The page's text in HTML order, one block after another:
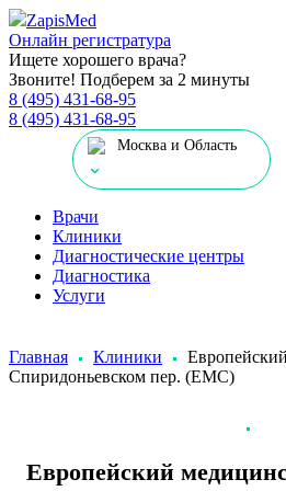
ZapisMed
Онлайн регистратура
Ищете хорошего врача?
Звоните! Подберем за 2 минуты
8 (495) 431-68-95
8 (495) 431-68-95
Москва и Область
Врачи
Клиники
Диагностические центры
Диагностика
Услуги
Главная Клиники
Спиридоньевском пер. (ЕМС)
Европейский